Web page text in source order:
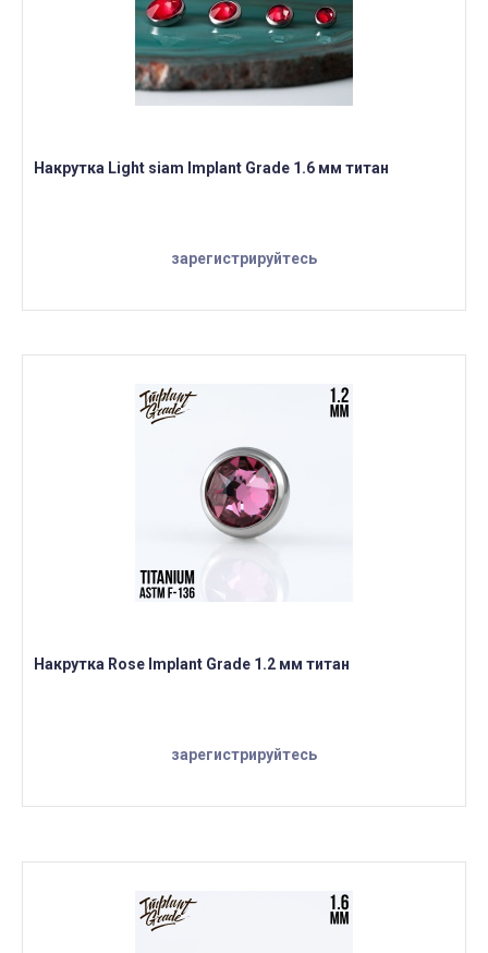
Накрутка Light siam Implant Grade 1.6 мм титан
зарегистрируйтесь
Накрутка Rose Implant Grade 1.2 мм титан
зарегистрируйтесь